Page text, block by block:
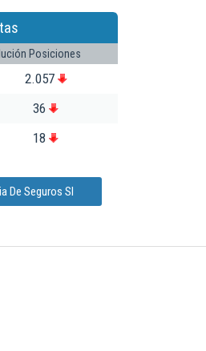
Posiciones
2.057
36
18
De Seguros Sl